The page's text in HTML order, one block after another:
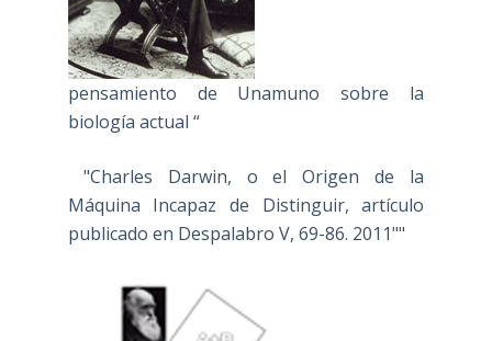
pensamiento de Unamuno sobre la
biología actual “
"Charles Darwin, o el Origen de la
Máquina Incapaz de Distinguir, artículo
publicado en Despalabro V, 69-86. 2011""